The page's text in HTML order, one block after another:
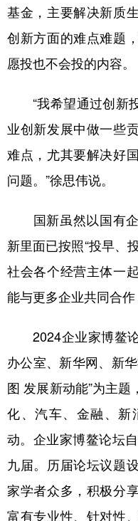
新疆 内蒙古
多语种频道
Deutsch
基金，主要解决新质
创新方面的难点难题
愿投也不会投的内容。
“我希望通过创新投
业创新发展中做一些
难点，尤其要解决好
问题。”徐思伟说。
国新虽然以国有企
新里面已按照“投早、
社会各个经营主体一
能与更多企业共同合作
2024企业家博鳌论
办公室、新华网、新
图 发展新动能”为主
化、汽车、金融、新
动。企业家博鳌论坛
九届。历届论坛议题
家学者众多，积极分
富有专业性、针对性